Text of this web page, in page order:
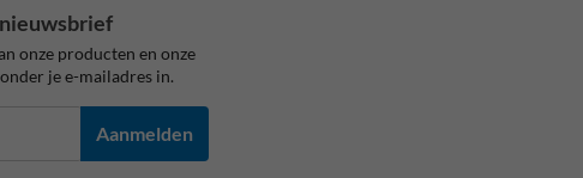
onze producten en onze
je e-mailadres in.
Aanmelden